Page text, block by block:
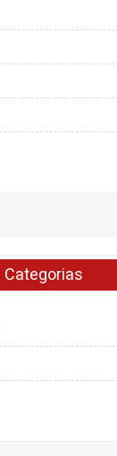
Categorias